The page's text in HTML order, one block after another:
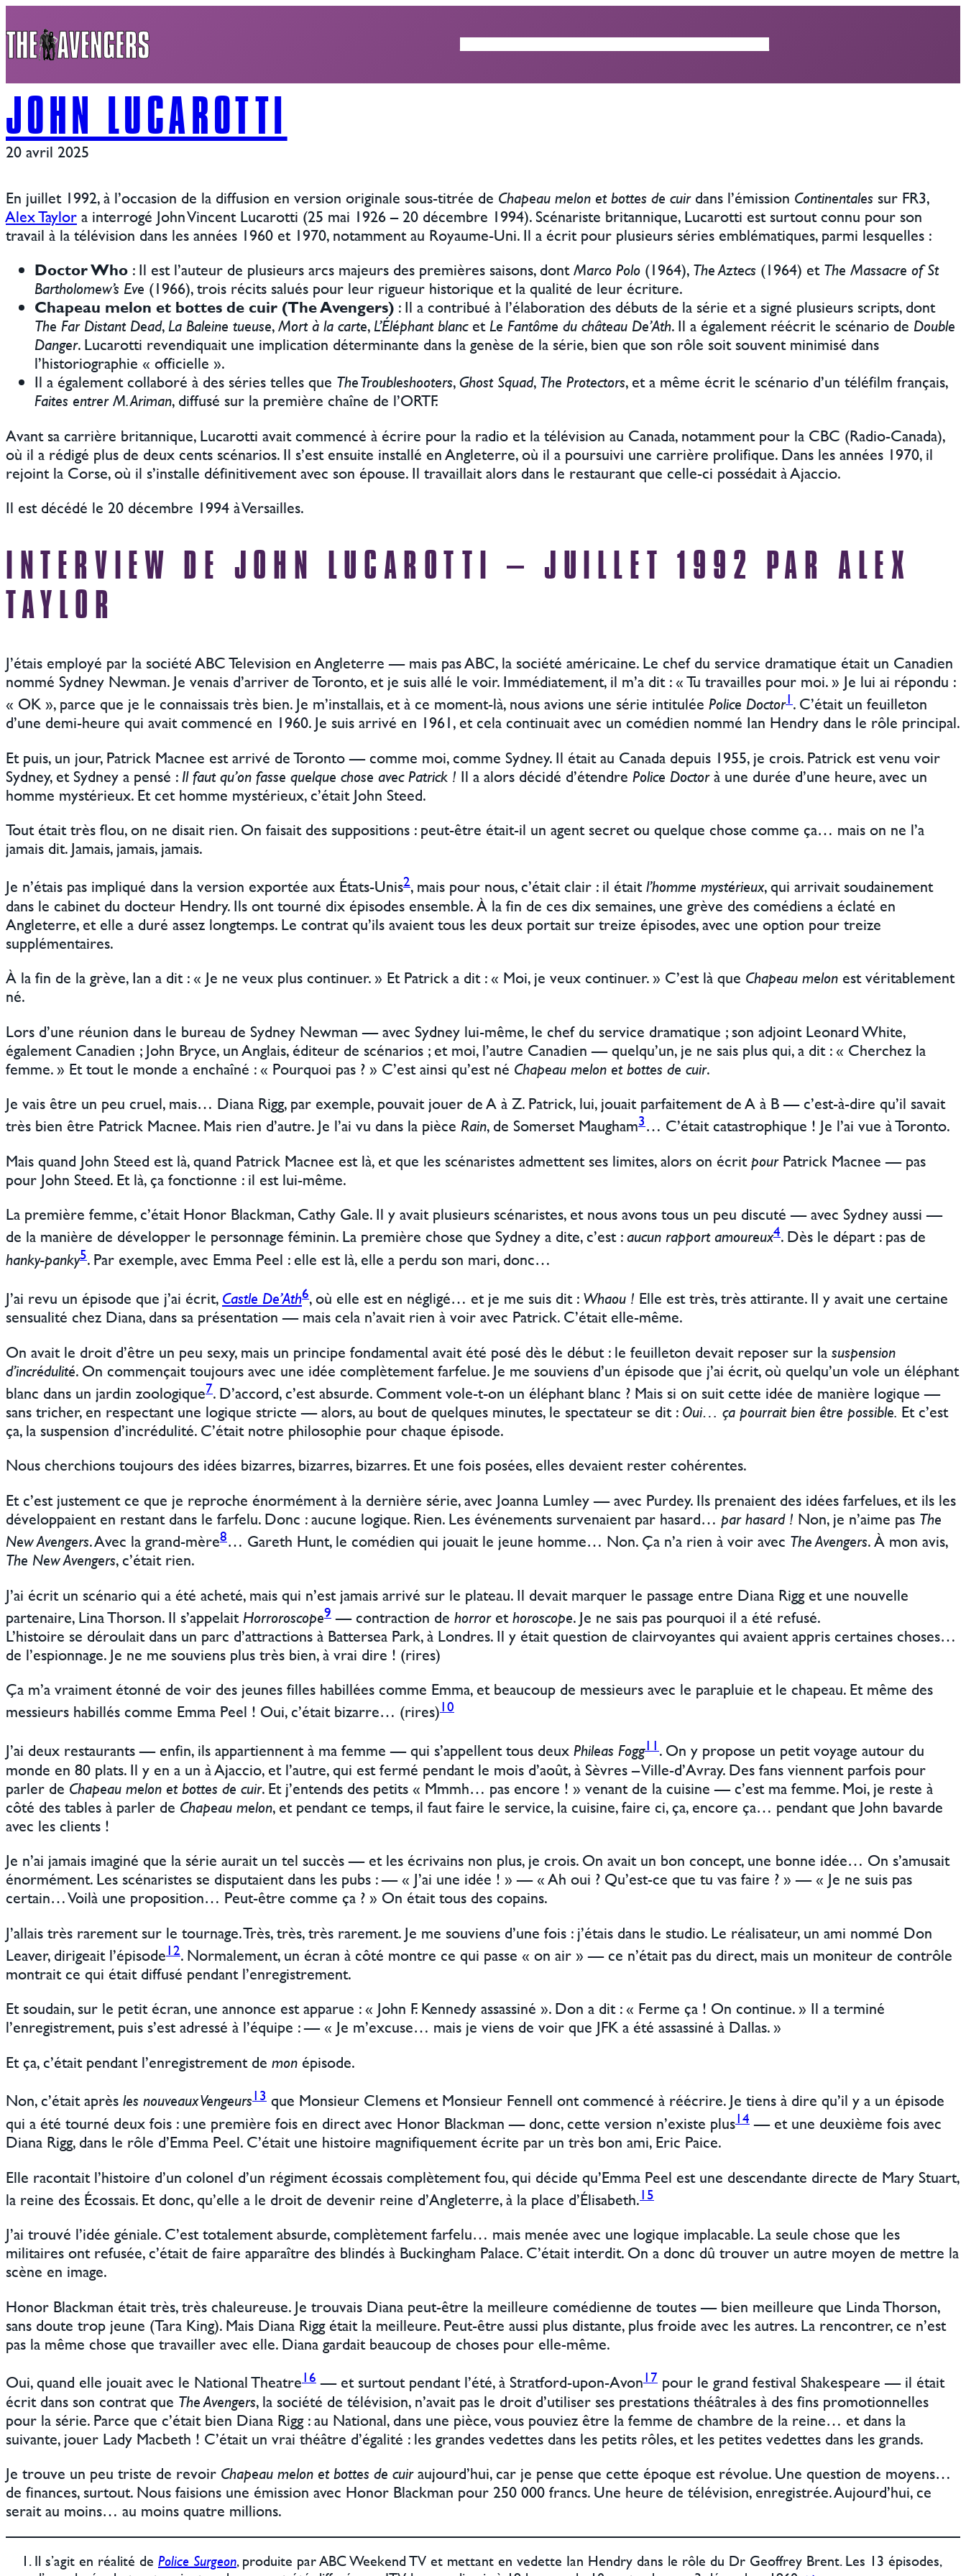
au
contenu
JOHN LUCAROTTI
20 avril 2025
En juillet 1992, à l’occasion de la diffusion en version originale sous-titrée de Chapeau melon et bottes de cuirdans l’émission Continentales sur FR3,
Alex Taylora interrogé John Vincent Lucarotti (25 mai 1926 – 20 décembre 1994). Scénariste britannique, Lucarotti est surtout connu pour son
travail à la télévision dans les années 1960 et 1970, notamment au Royaume-Uni. Il a écrit pour plusieurs séries emblématiques, parmi lesquelles :
Doctor Who : Il est l’auteur de plusieurs arcs majeurs des premières saisons, dontMarco Polo (1964),The Aztecs (1964) etThe Massacre of St
Bartholomew’s Eve (1966), trois récits salués pour leur rigueur historique et la qualité de leur écriture.
Chapeau melon et bottes de cuir (The Avengers) : Il a contribué à l’élaboration des débuts de la série et a signé plusieurs scripts, dont
The Far Distant Dead,La Baleine tueuse,Mort à la carte,L’Éléphant blancetLe Fantôme du château De’Ath. Il a également réécrit le scénario de Double
Danger. Lucarotti revendiquait une implication déterminante dans la genèse de la série, bien que son rôle soit souvent minimisé dans
l’historiographie « officielle ».
Il a également collaboré à des séries telles que The Troubleshooters,Ghost Squad,The Protectors, et a même écrit le scénario d’un téléfilm français,
Faites entrer M. Ariman, diffusé sur la première chaîne de l’ORTF.
Avant sa carrière britannique, Lucarotti avait commencé à écrire pour la radio et la télévision au Canada, notamment pour la CBC (Radio-Canada),
où il a rédigé plus de deux cents scénarios. Il s’est ensuite installé en Angleterre, où il a poursuivi une carrière prolifique. Dans les années 1970, il
rejoint la Corse, où il s’installe définitivement avec son épouse. Il travaillait alors dans le restaurant que celle-ci possédait à Ajaccio.
Il est décédé le 20 décembre 1994 à Versailles.
INTERVIEW DE JOHN LUCAROTTI – JUILLET 1992 PAR ALEX
TAYLOR
J’étais employé par la société ABC Television en Angleterre — mais pas ABC, la société américaine. Le chef du service dramatique était un Canadien
nommé Sydney Newman. Je venais d’arriver de Toronto, et je suis allé le voir. Immédiatement, il m’a dit : « Tu travailles pour moi. » Je lui ai répondu :
« OK », parce que je le connaissais très bien. Je m’installais, et à ce moment-là, nous avions une série intitulée Police Doctor1. C’était un feuilleton
d’une demi-heure qui avait commencé en 1960. Je suis arrivé en 1961, et cela continuait avec un comédien nommé Ian Hendry dans le rôle principal.
Et puis, un jour, Patrick Macnee est arrivé de Toronto — comme moi, comme Sydney. Il était au Canada depuis 1955, je crois. Patrick est venu voir
Sydney, et Sydney a pensé :Il faut qu’on fasse quelque chose avec Patrick ! Il a alors décidé d’étendre Police Doctorà une durée d’une heure, avec un
homme mystérieux. Et cet homme mystérieux, c’était John Steed.
Tout était très flou, on ne disait rien. On faisait des suppositions : peut-être était-il un agent secret ou quelque chose comme ça… mais on ne l’a
jamais dit. Jamais, jamais, jamais.
Je n’étais pas impliqué dans la version exportée aux États-Unis2, mais pour nous, c’était clair : il étaitl’homme mystérieux, qui arrivait soudainement
dans le cabinet du docteur Hendry. Ils ont tourné dix épisodes ensemble. À la fin de ces dix semaines, une grève des comédiens a éclaté en
Angleterre, et elle a duré assez longtemps. Le contrat qu’ils avaient tous les deux portait sur treize épisodes, avec une option pour treize
supplémentaires.
À la fin de la grève, Ian a dit : « Je ne veux plus continuer. » Et Patrick a dit : « Moi, je veux continuer. » C’est là que Chapeau melon est véritablement
né.
Lors d’une réunion dans le bureau de Sydney Newman — avec Sydney lui-même, le chef du service dramatique ; son adjoint Leonard White,
également Canadien ; John Bryce, un Anglais, éditeur de scénarios ; et moi, l’autre Canadien — quelqu’un, je ne sais plus qui, a dit : « Cherchez la
femme. » Et tout le monde a enchaîné : « Pourquoi pas ? » C’est ainsi qu’est né Chapeau melon et bottes de cuir.
Je vais être un peu cruel, mais… Diana Rigg, par exemple, pouvait jouer de A à Z. Patrick, lui, jouait parfaitement de A à B — c’est-à-dire qu’il savait
très bien être Patrick Macnee. Mais rien d’autre. Je l’ai vu dans la pièce Rain, de Somerset Maugham3… C’était catastrophique ! Je l’ai vue à Toronto.
Mais quand John Steed est là, quand Patrick Macnee est là, et que les scénaristes admettent ses limites, alors on écritpourPatrick Macnee — pas
pour John Steed. Et là, ça fonctionne : il est lui-même.
La première femme, c’était Honor Blackman, Cathy Gale. Il y avait plusieurs scénaristes, et nous avons tous un peu discuté — avec Sydney aussi —
de la manière de développer le personnage féminin. La première chose que Sydney a dite, c’est :aucun rapport amoureux4. Dès le départ : pas de
hanky-panky5. Par exemple, avec Emma Peel : elle est là, elle a perdu son mari, donc…
J’ai revu un épisode que j’ai écrit,Castle De’Ath6, où elle est en négligé… et je me suis dit :Whaou ! Elle est très, très attirante. Il y avait une certaine
sensualité chez Diana, dans sa présentation — mais cela n’avait rien à voir avec Patrick. C’était elle-même.
On avait le droit d’être un peu sexy, mais un principe fondamental avait été posé dès le début : le feuilleton devait reposer sur lasuspension
d’incrédulité. On commençait toujours avec une idée complètement farfelue. Je me souviens d’un épisode que j’ai écrit, où quelqu’un vole un éléphant
blanc dans un jardin zoologique7. D’accord, c’est absurde. Comment vole-t-on un éléphant blanc ? Mais si on suit cette idée de manière logique —
sans tricher, en respectant une logique stricte — alors, au bout de quelques minutes, le spectateur se dit :Oui… ça pourrait bien être possible. Et c’est
ça, la suspension d’incrédulité. C’était notre philosophie pour chaque épisode.
Nous cherchions toujours des idées bizarres, bizarres, bizarres. Et une fois posées, elles devaient rester cohérentes.
Et c’est justement ce que je reproche énormément à la dernière série, avec Joanna Lumley — avec Purdey. Ils prenaient des idées farfelues, et ils les
développaient en restant dans le farfelu. Donc : aucune logique. Rien. Les événements survenaient par hasard… par hasard ! Non, je n’aime pas The
New Avengers. Avec la grand-mère8… Gareth Hunt, le comédien qui jouait le jeune homme… Non. Ça n’a rien à voir avec The Avengers. À mon avis,
The New Avengers, c’était rien.
J’ai écrit un scénario qui a été acheté, mais qui n’est jamais arrivé sur le plateau. Il devait marquer le passage entre Diana Rigg et une nouvelle
partenaire, Lina Thorson. Il s’appelaitHorroroscope9 — contraction de horrorethoroscope. Je ne sais pas pourquoi il a été refusé.
L’histoire se déroulait dans un parc d’attractions à Battersea Park, à Londres. Il y était question de clairvoyantes qui avaient appris certaines choses…
de l’espionnage. Je ne me souviens plus très bien, à vrai dire ! (rires)
Ça m’a vraiment étonné de voir des jeunes filles habillées comme Emma, et beaucoup de messieurs avec le parapluie et le chapeau. Et même des
messieurs habillés comme Emma Peel ! Oui, c’était bizarre… (rires)10
J’ai deux restaurants — enfin, ils appartiennent à ma femme — qui s’appellent tous deuxPhileas Fogg11. On y propose un petit voyage autour du
monde en 80 plats. Il y en a un à Ajaccio, et l’autre, qui est fermé pendant le mois d’août, à Sèvres – Ville-d’Avray. Des fans viennent parfois pour
parler de Chapeau melon et bottes de cuir. Et j’entends des petits « Mmmh… pas encore ! » venant de la cuisine — c’est ma femme. Moi, je reste à
côté des tables à parler de Chapeau melon, et pendant ce temps, il faut faire le service, la cuisine, faire ci, ça, encore ça… pendant que John bavarde
avec les clients !
Je n’ai jamais imaginé que la série aurait un tel succès — et les écrivains non plus, je crois. On avait un bon concept, une bonne idée… On s’amusait
énormément. Les scénaristes se disputaient dans les pubs : — « J’ai une idée ! » — « Ah oui ? Qu’est-ce que tu vas faire ? » — « Je ne suis pas
certain… Voilà une proposition… Peut-être comme ça ? » On était tous des copains.
J’allais très rarement sur le tournage. Très, très, très rarement. Je me souviens d’une fois : j’étais dans le studio. Le réalisateur, un ami nommé Don
Leaver, dirigeait l’épisode12. Normalement, un écran à côté montre ce qui passe « on air » — ce n’était pas du direct, mais un moniteur de contrôle
montrait ce qui était diffusé pendant l’enregistrement.
Et soudain, sur le petit écran, une annonce est apparue : « John F. Kennedy assassiné ». Don a dit : « Ferme ça ! On continue. » Il a terminé
l’enregistrement, puis s’est adressé à l’équipe : — « Je m’excuse… mais je viens de voir que JFK a été assassiné à Dallas. »
Et ça, c’était pendant l’enregistrement de mon épisode.
Non, c’était aprèsles nouveaux Vengeurs13 que Monsieur Clemens et Monsieur Fennell ont commencé à réécrire. Je tiens à dire qu’il y a un épisode
qui a été tourné deux fois : une première fois en direct avec Honor Blackman — donc, cette version n’existe plus14 — et une deuxième fois avec
Diana Rigg, dans le rôle d’Emma Peel. C’était une histoire magnifiquement écrite par un très bon ami, Eric Paice.
Elle racontait l’histoire d’un colonel d’un régiment écossais complètement fou, qui décide qu’Emma Peel est une descendante directe de Mary Stuart,
la reine des Écossais. Et donc, qu’elle a le droit de devenir reine d’Angleterre, à la place d’Élisabeth.15
J’ai trouvé l’idée géniale. C’est totalement absurde, complètement farfelu… mais menée avec une logique implacable. La seule chose que les
militaires ont refusée, c’était de faire apparaître des blindés à Buckingham Palace. C’était interdit. On a donc dû trouver un autre moyen de mettre la
scène en image.
Honor Blackman était très, très chaleureuse. Je trouvais Diana peut-être la meilleure comédienne de toutes — bien meilleure que Linda Thorson,
sans doute trop jeune (Tara King). Mais Diana Rigg était la meilleure. Peut-être aussi plus distante, plus froide avec les autres. La rencontrer, ce n’est
pas la même chose que travailler avec elle. Diana gardait beaucoup de choses pour elle-même.
Oui, quand elle jouait avec le National Theatre16 — et surtout pendant l’été, à Stratford-upon-Avon17 pour le grand festival Shakespeare — il était
écrit dans son contrat que The Avengers, la société de télévision, n’avait pas le droit d’utiliser ses prestations théâtrales à des fins promotionnelles
pour la série. Parce que c’était bien Diana Rigg : au National, dans une pièce, vous pouviez être la femme de chambre de la reine… et dans la
suivante, jouer Lady Macbeth ! C’était un vrai théâtre d’égalité : les grandes vedettes dans les petits rôles, et les petites vedettes dans les grands.
Je trouve un peu triste de revoir Chapeau melon et bottes de cuiraujourd’hui, car je pense que cette époque est révolue. Une question de moyens…
de finances, surtout. Nous faisions une émission avec Honor Blackman pour 250 000 francs. Une heure de télévision, enregistrée. Aujourd’hui, ce
serait au moins… au moins quatre millions.
Il s’agit en réalité de Police Surgeon, produite par ABC Weekend TV et mettant en vedette Ian Hendry dans le rôle du Dr Geoffrey Brent. Les 13 épisodes,